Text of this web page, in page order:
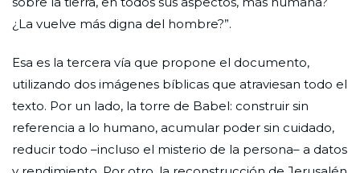
¿La vuelve más digna del hombre?”.
Esa es la tercera vía que propone el documento,
utilizando dos imágenes bíblicas que atraviesan todo el
texto. Por un lado, la torre de Babel: construir sin
referencia a lo humano, acumular poder sin cuidado,
reducir todo –incluso el misterio de la persona– a datos